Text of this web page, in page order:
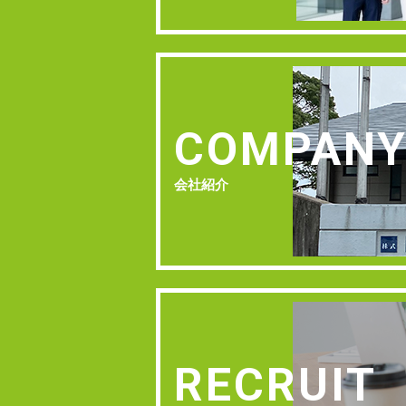
会社紹介
RECRUIT